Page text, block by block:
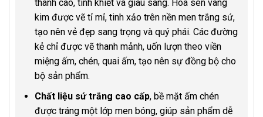
thanh cao, tinh khiết và giàu sang. Hoa sen vàng
kim được vẽ tỉ mỉ, tinh xảo trên nền men trắng sứ,
tạo nên vẻ đẹp sang trọng và quý phái. Các đường
kẻ chỉ được vẽ thanh mảnh, uốn lượn theo viền
miệng ấm, chén, quai ấm, tạo nên sự đồng bộ cho
bộ sản phẩm.
Chất liệu sứ trắng cao cấp, bề mặt ấm chén
được tráng một lớp men bóng, giúp sản phẩm dễ